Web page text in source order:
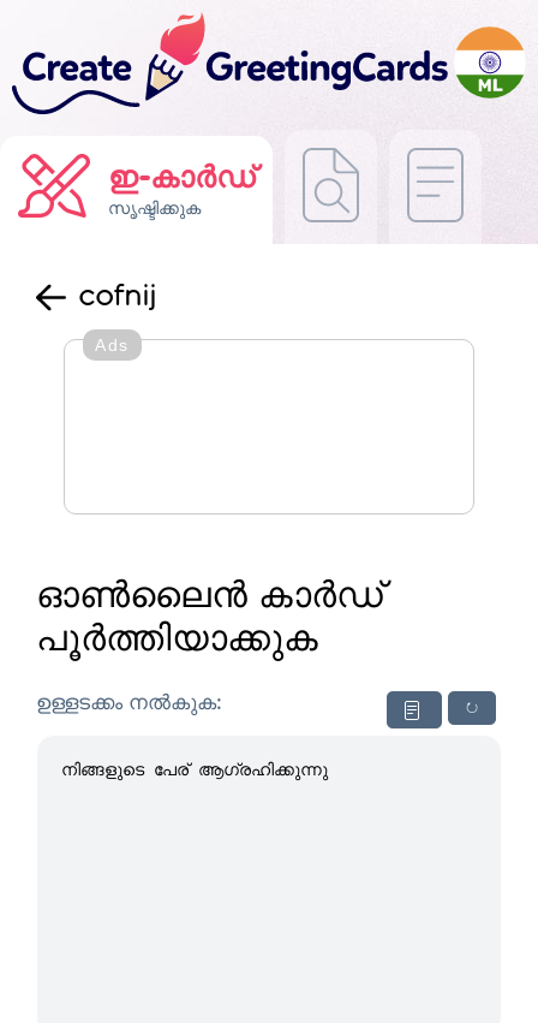
ഇ-കാർഡ്
സൃഷ്ടിക്കുക
cofnij
Ads
ഓൺലൈൻ കാർഡ്
പൂർത്തിയാക്കുക
↻
ഉള്ളടക്കം നൽകുക: